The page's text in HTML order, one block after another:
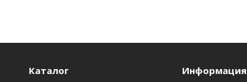
Каталог Информация